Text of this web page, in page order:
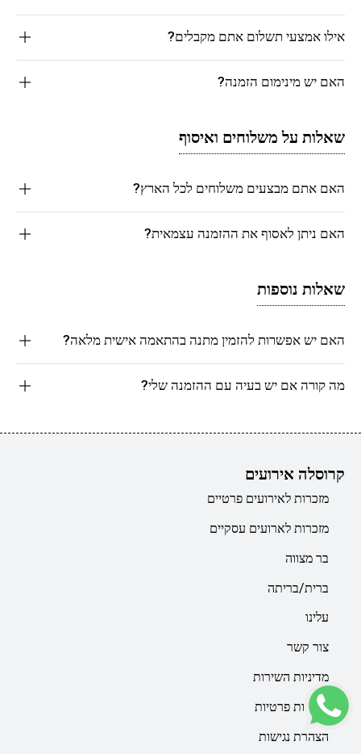
אילו אמצעי תשלום אתם מקבלים?
האם יש מינימום הזמנה?
שאלות על משלוחים ואיסוף
האם אתם מבצעים משלוחים לכל הארץ?
האם ניתן לאסוף את ההזמנה עצמאית?
שאלות נוספות
האם יש אפשרות להזמין מתנה בהתאמה אישית מלאה?
מה קורה אם יש בעיה עם ההזמנה שלי?
קרוסלה אירועים
מזכרות לאירועים פרטיים
מזכרות לארועים עסקיים
בר מצווה
ברית/בריתה
עלינו
צור קשר
מדיניות השירות
מדיניות פרטיות
הצהרת נגישות